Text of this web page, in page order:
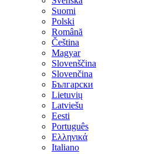
Suomi
Polski
Română
Čeština
Magyar
Slovenščina
Slovenčina
Български
Lietuvių
Latviešu
Eesti
Português
Ελληνικά
Italiano